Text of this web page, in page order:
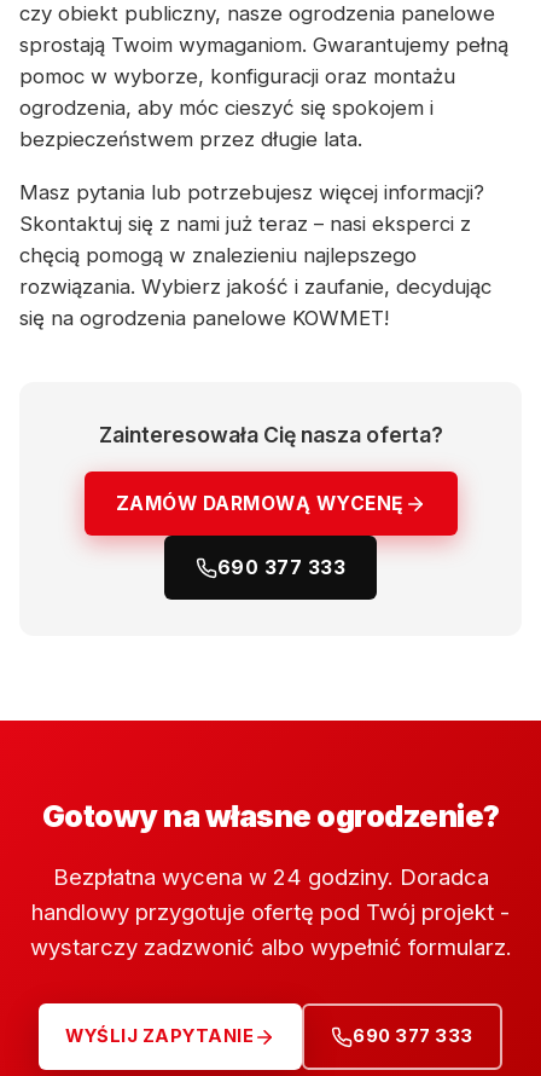
czy obiekt publiczny, nasze ogrodzenia panelowe
sprostają Twoim wymaganiom. Gwarantujemy pełną
pomoc w wyborze, konfiguracji oraz montażu
ogrodzenia, aby móc cieszyć się spokojem i
bezpieczeństwem przez długie lata.
Masz pytania lub potrzebujesz więcej informacji?
Skontaktuj się z nami już teraz – nasi eksperci z
chęcią pomogą w znalezieniu najlepszego
rozwiązania. Wybierz jakość i zaufanie, decydując
się na ogrodzenia panelowe KOWMET!
Zainteresowała Cię nasza oferta?
ZAMÓW DARMOWĄ WYCENĘ
690 377 333
Gotowy na własne ogrodzenie?
Bezpłatna wycena w 24 godziny. Doradca
handlowy przygotuje ofertę pod Twój projekt -
wystarczy zadzwonić albo wypełnić formularz.
WYŚLIJ ZAPYTANIE 690 377 333